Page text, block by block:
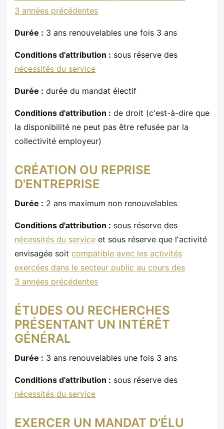
3 années précédentes
Durée : 3 ans renouvelables une fois 3 ans
Conditions d'attribution : sous réserve des
nécessités du service
Durée : durée du mandat électif
Conditions d'attribution : de droit (c'est-à-dire que
la disponibilité ne peut pas être refusée par la
collectivité employeur)
CRÉATION OU REPRISE
D'ENTREPRISE
Durée : 2 ans maximum non renouvelables
Conditions d'attribution : sous réserve des
nécessités du service et sous réserve que l'activité
envisagée soit compatible avec les activités
exercées dans le secteur public au cours des
3 années précédentes
ÉTUDES OU RECHERCHES
PRÉSENTANT UN INTÉRÊT
GÉNÉRAL
Durée : 3 ans renouvelables une fois 3 ans
Conditions d'attribution : sous réserve des
nécessités du service
EXERCER UN MANDAT D'ÉLU